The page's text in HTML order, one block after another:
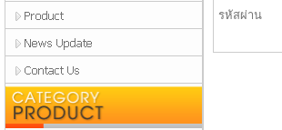
Product
รหัสผ่าน